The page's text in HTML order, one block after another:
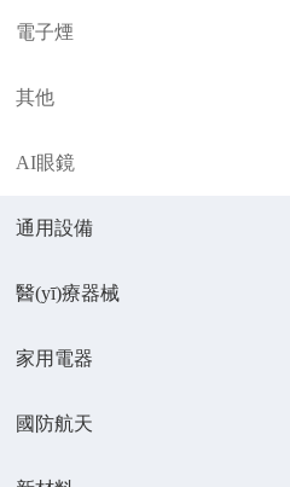
電子煙
其他
AI眼鏡
通用設備
醫(yī)療器械
家用電器
國防航天